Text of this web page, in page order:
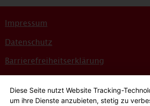
Impressum
Datenschutz
Barrierefreiheitserklärung
Bildnachweise
Diese Seite nutzt Website Tracking-
um ihre Dienste anzubieten, stetig zu